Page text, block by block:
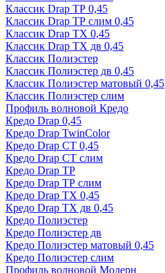
Классик Drap ТР 0,45
Классик Drap ТР слим 0,45
Классик Drap ТХ 0,45
Классик Drap ТХ дв 0,45
Классик Полиэстер
Классик Полиэстер дв 0,45
Классик Полиэстер матовый 0,45
Классик Полиэстер слим
Профиль волновой Кредо
Кредо Drap 0,45
Кредо Drap TwinColor
Кредо Drap СТ 0,45
Кредо Drap СТ слим
Кредо Drap ТР
Кредо Drap ТР слим
Кредо Drap ТХ 0,45
Кредо Drap ТХ дв 0,45
Кредо Полиэстер
Кредо Полиэстер дв
Кредо Полиэстер матовый 0,45
Кредо Полиэстер слим
Профиль волновой Модерн